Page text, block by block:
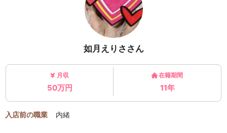
如月えりささん
月収
50万円
在籍期間
11年
入店前の職業 内緒